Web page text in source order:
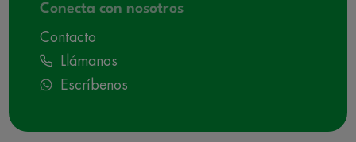
Conecta con nosotros
Contacto
Llámanos
Escríbenos